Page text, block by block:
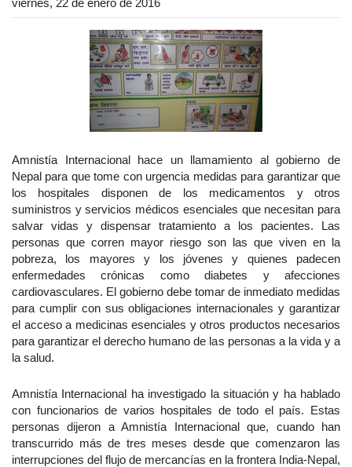
viernes, 22 de enero de 2016
Amnistía Internacional hace un llamamiento al gobierno de
Nepal para que tome con urgencia medidas para garantizar que
los hospitales disponen de los medicamentos y otros
suministros y servicios médicos esenciales que necesitan para
salvar vidas y dispensar tratamiento a los pacientes. Las
personas que corren mayor riesgo son las que viven en la
pobreza, los mayores y los jóvenes y quienes padecen
enfermedades crónicas como diabetes y afecciones
cardiovasculares. El gobierno debe tomar de inmediato medidas
para cumplir con sus obligaciones internacionales y garantizar
el acceso a medicinas esenciales y otros productos necesarios
para garantizar el derecho humano de las personas a la vida y a
la salud.
Amnistía Internacional ha investigado la situación y ha hablado
con funcionarios de varios hospitales de todo el país. Estas
personas dijeron a Amnistía Internacional que, cuando han
transcurrido más de tres meses desde que comenzaron las
interrupciones del flujo de mercancías en la frontera India-Nepal,